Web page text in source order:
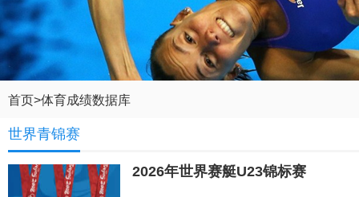
首页>体育成绩数据库
世界青锦赛
2026年世界赛艇U23锦标赛